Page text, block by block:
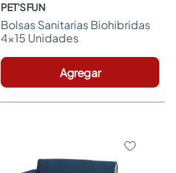
PET'S FUN
Bolsas Sanitarias Biohibridas
4x15 Unidades
Agregar